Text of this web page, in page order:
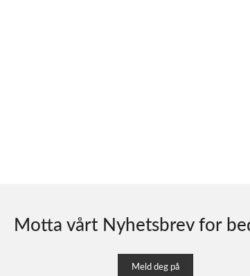
Motta vårt Nyhetsbrev for
Meld deg på